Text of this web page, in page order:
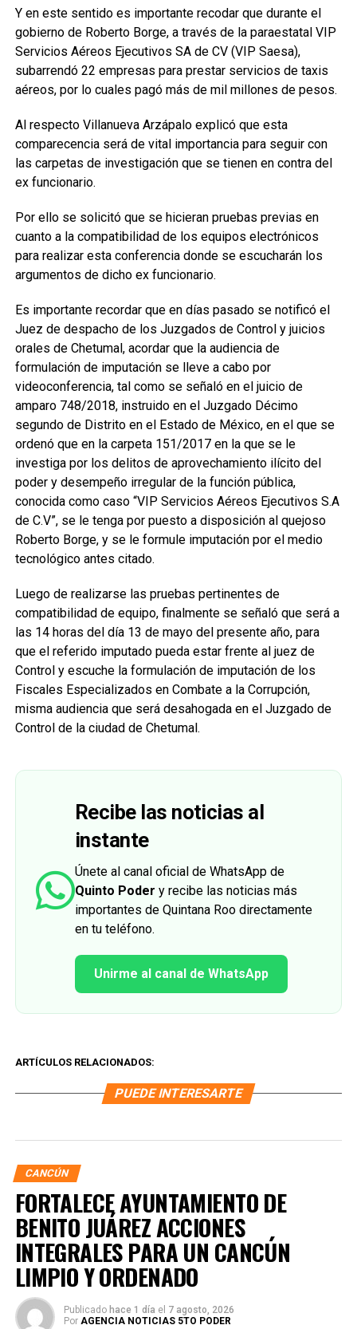
Y en este sentido es importante recodar que durante el
gobierno de Roberto Borge, a través de la paraestatal VIP
Servicios Aéreos Ejecutivos SA de CV (VIP Saesa),
subarrendó 22 empresas para prestar servicios de taxis
aéreos, por lo cuales pagó más de mil millones de pesos.
Al respecto Villanueva Arzápalo explicó que esta
comparecencia será de vital importancia para seguir con
las carpetas de investigación que se tienen en contra del
ex funcionario.
Por ello se solicitó que se hicieran pruebas previas en
cuanto a la compatibilidad de los equipos electrónicos
para realizar esta conferencia donde se escucharán los
argumentos de dicho ex funcionario.
Es importante recordar que en días pasado se notificó el
Juez de despacho de los Juzgados de Control y juicios
orales de Chetumal, acordar que la audiencia de
formulación de imputación se lleve a cabo por
videoconferencia, tal como se señaló en el juicio de
amparo 748/2018, instruido en el Juzgado Décimo
segundo de Distrito en el Estado de México, en el que se
ordenó que en la carpeta 151/2017 en la que se le
investiga por los delitos de aprovechamiento ilícito del
poder y desempeño irregular de la función pública,
conocida como caso “VIP Servicios Aéreos Ejecutivos S.A
de C.V”, se le tenga por puesto a disposición al quejoso
Roberto Borge, y se le formule imputación por el medio
tecnológico antes citado.
Luego de realizarse las pruebas pertinentes de
compatibilidad de equipo, finalmente se señaló que será a
las 14 horas del día 13 de mayo del presente año, para
que el referido imputado pueda estar frente al juez de
Control y escuche la formulación de imputación de los
Fiscales Especializados en Combate a la Corrupción,
misma audiencia que será desahogada en el Juzgado de
Control de la ciudad de Chetumal.
Recibe las noticias al
instante
Únete al canal oficial de WhatsApp de
Quinto Poder y recibe las noticias más
importantes de Quintana Roo directamente
en tu teléfono.
Unirme al canal de WhatsApp
ARTÍCULOS RELACIONADOS:
PUEDE INTERESARTE
CANCÚN
FORTALECE AYUNTAMIENTO DE
BENITO JUÁREZ ACCIONES
INTEGRALES PARA UN CANCÚN
LIMPIO Y ORDENADO
Publicado hace 1 día el 7 agosto, 2026
Por AGENCIA NOTICIAS 5TO PODER